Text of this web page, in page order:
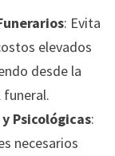
: Evita
elevados
desde la
funeral.
Psicológicas:
necesarios